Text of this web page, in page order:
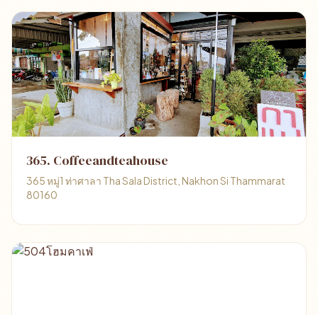
365. Coffeeandteahouse
365 หมู่1 ท่าศาลา Tha Sala District, Nakhon Si Thammarat
80160